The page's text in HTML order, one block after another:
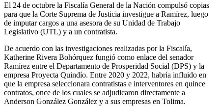
El 24 de octubre la Fiscalía General de la Nación compulsó copias
para que la Corte Suprema de Justicia investigue a Ramírez, luego
de imputar cargos a una asesora de su Unidad de Trabajo
Legislativo (UTL) y a un contratista.
De acuerdo con las investigaciones realizadas por la Fiscalía,
Katherine Rivera Bohórquez fungió como enlace del senador
Ramírez entre el Departamento de Prosperidad Social (DPS) y la
empresa Proyecta Quindío. Entre 2020 y 2022, habría influido en
que la empresa seleccionara contratistas e interventores en quince
contratos, once de los cuales se adjudicaron directamente a
Anderson González González y a sus empresas en Tolima.